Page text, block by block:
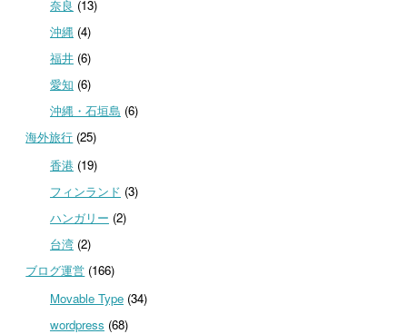
奈良 (13)
沖縄(4)
福井(6)
愛知 (6)
沖縄・石垣島 (6)
海外旅行 (25)
香港(19)
フィンランド (3)
ハンガリー (2)
台湾(2)
ブログ運営 (166)
Movable Type(34)
wordpress (68)